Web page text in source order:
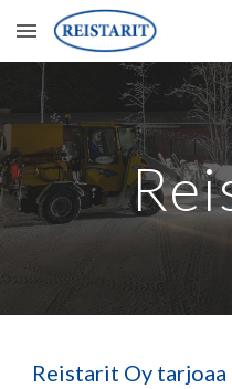
Skip to main content
Reistarit Oy